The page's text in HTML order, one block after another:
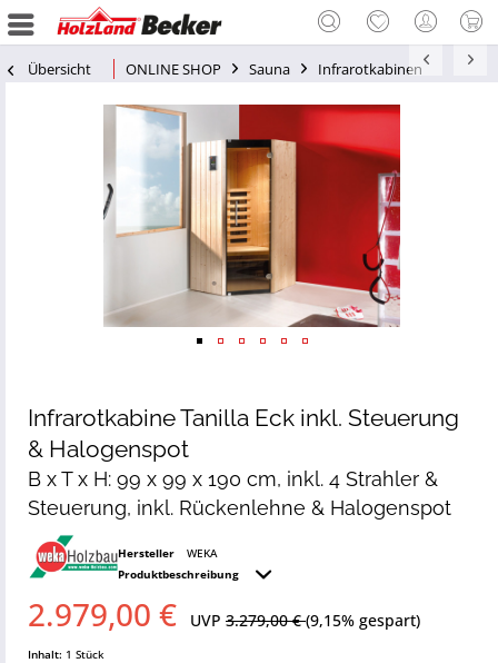
Übersicht ONLINE SHOP Sauna Infrarotkabinen
Infrarotkabine Tanilla Eck inkl. Steuerung
& Halogenspot
B x T x H: 99 x 99 x 190 cm, inkl. 4 Strahler &
Steuerung, inkl. Rückenlehne & Halogenspot
Hersteller
WEKA
Produktbeschreibung
2.979,00 € UVP 3.279,00 €(9,15% gespart)
Inhalt: 1 Stück